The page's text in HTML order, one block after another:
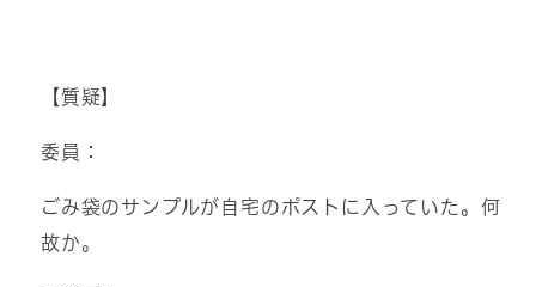
【質疑】
委員：
ごみ袋のサンプルが自宅のポストに入っていた。何
故か。